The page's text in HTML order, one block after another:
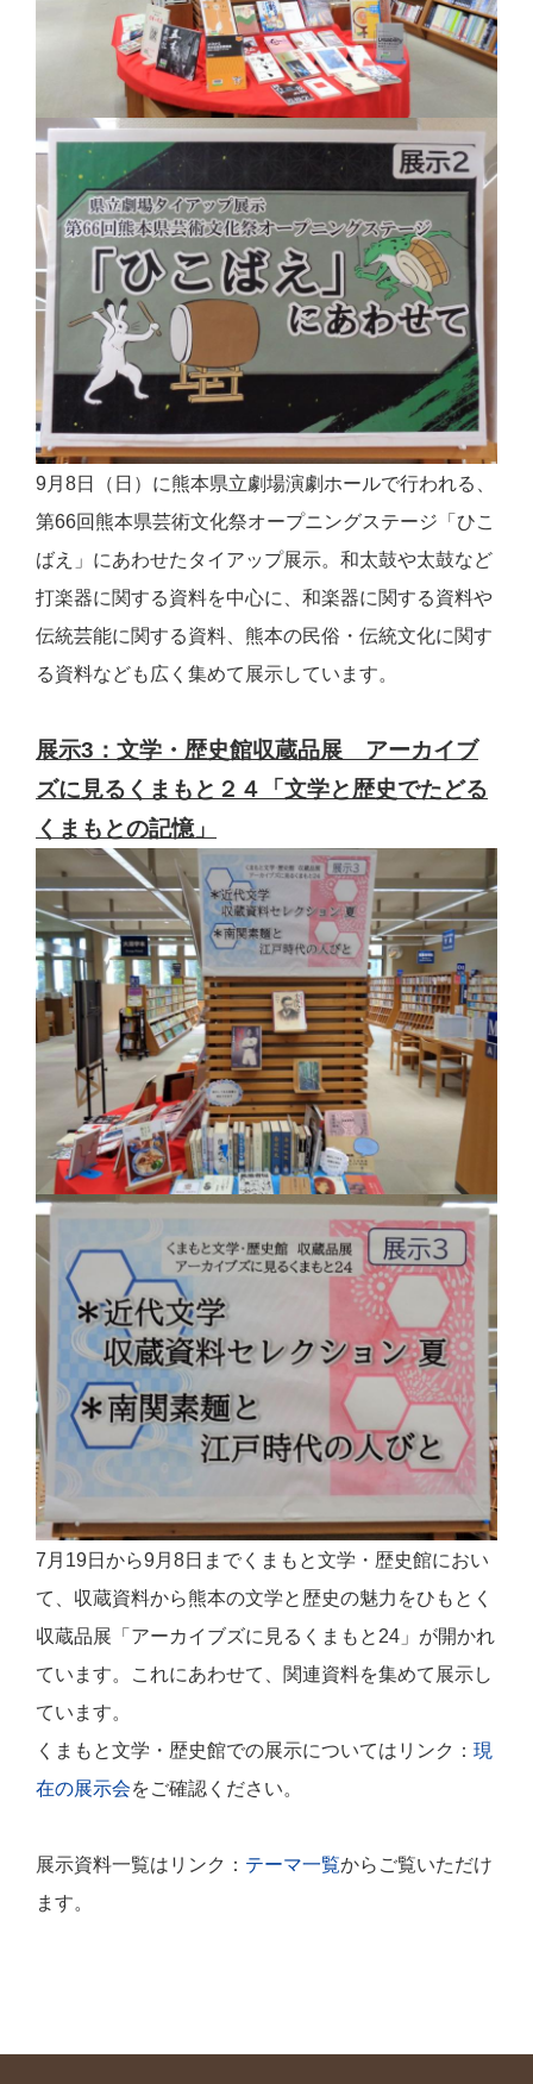
9月8日（日）に熊本県立劇場演劇ホールで行われる、
第66回熊本県芸術文化祭オープニングステージ「ひこ
ばえ」にあわせたタイアップ展示。和太鼓や太鼓など
打楽器に関する資料を中心に、和楽器に関する資料や
伝統芸能に関する資料、熊本の民俗・伝統文化に関す
る資料なども広く集めて展示しています。
展示3：文学・歴史館収蔵品展 アーカイブ
ズに見るくまもと２４
「文学と歴史でたどる
くまもとの記憶」
7月19日から9月8日までくまもと文学・歴史館におい
て、収蔵資料から熊本の文学と歴史の魅力をひもとく
収蔵品展「アーカイブズに見るくまもと24」が開かれ
ています。これにあわせて、関連資料を集めて展示し
ています。
くまもと文学・歴史館での展示についてはリンク： 現
在の展示会をご確認ください。
展示資料一覧はリンク： テーマ一覧からご覧いただけ
ます。